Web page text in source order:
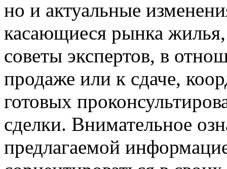
но и актуальные
касающиеся рынка
советы экспертов, в
продаже или к сдаче,
готовых
сделки. Внимательное
предлагаемой